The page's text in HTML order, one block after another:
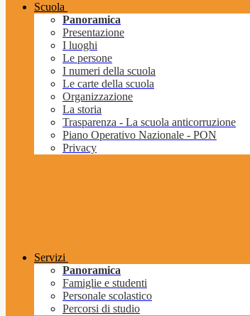
Scuola
Panoramica
Presentazione
I luoghi
Le persone
I numeri della scuola
Le carte della scuola
Organizzazione
La storia
Trasparenza - La scuola anticorruzione
Piano Operativo Nazionale - PON
Privacy
Servizi
Panoramica
Famiglie e studenti
Personale scolastico
Percorsi di studio